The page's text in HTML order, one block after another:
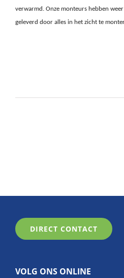
verwarmd. Onze monteurs hebben
geleverd door alles in het zicht te
DIRECT CONTACT
VOLG ONS ONLINE